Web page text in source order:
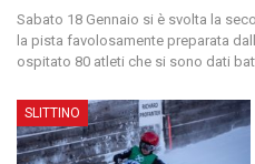
Sabato 18 Gennaio si è svolta la
la pista favolosamente preparata
ospitato 80 atleti che si sono dati
SLITTINO